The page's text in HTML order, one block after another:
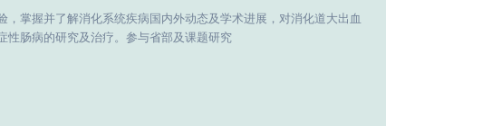
掌握并了解消化系统疾病国内外动态及学术进展，对消化道大出血
性肠病的研究及治疗。参与省部及课题研究